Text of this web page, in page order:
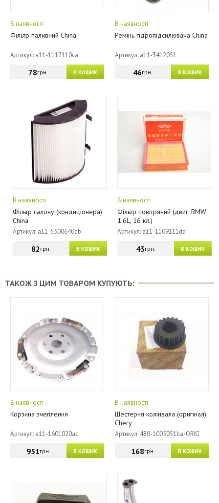
В наявності
Фільтр паливний China
Артикул: a11-1117110ca
В КОШИК
78грн.
В наявності
Ремінь гідропідсилювача China
Артикул: a11-3412051
В КОШИК
46грн.
В наявності
Фільтр салону (кондиціонера)
China
Артикул: a11-5300640ab
В КОШИК
82грн.
В наявності
Фільтр повітряний (двиг. BMW
1.6L, 16 кл.)
Артикул: a11-1109111da
В КОШИК
43грн.
ТАКОЖ З ЦИМ ТОВАРОМ КУПУЮТЬ:
В наявності
Корзина зчеплення
Артикул: a11-1601020ac
В КОШИК
951грн.
В наявності
Шестерня колінвала (оригінал)
Chery
Артикул: 480-1005051ba-ORIG
В КОШИК
168грн.